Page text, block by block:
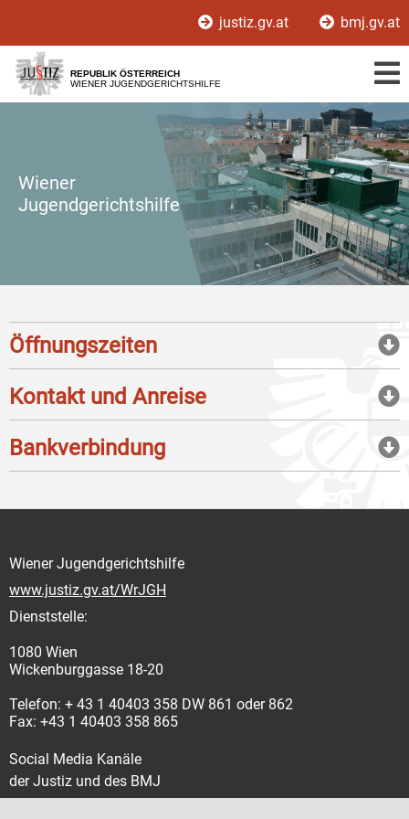
[1]
[2]
justiz.gv.at bmj.gv.at
REPUBLIK ÖSTERREICH
WIENER JUGENDGERICHTSHILFE
Wiener
Jugendgerichtshilfe
Öffnungszeiten
Kontakt und Anreise
Bankverbindung
Wiener Jugendgerichtshilfe
www.justiz.gv.at/WrJGH
Dienststelle:
1080 Wien
Wickenburggasse 18-20
Telefon: + 43 1 40403 358 DW 861 oder 862
Fax: +43 1 40403 358 865
Social Media Kanäle
der Justiz und des BMJ